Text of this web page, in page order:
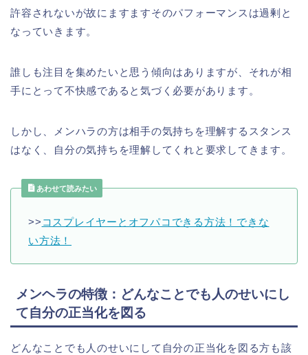
許容されないが故にますますそのパフォーマンスは過剰と
なっていきます。
誰しも注目を集めたいと思う傾向はありますが、それが相
手にとって不快感であると気づく必要があります。
しかし、メンハラの方は相手の気持ちを理解するスタンス
はなく、自分の気持ちを理解してくれと要求してきます。
あわせて読みたい
>> コスプレイヤーとオフパコできる方法！できな
い方法！
メンヘラの特徴：どんなことでも人のせいにし
て自分の正当化を図る
どんなことでも人のせいにして自分の正当化を図る方も該